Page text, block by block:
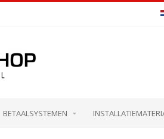
BETAALSYSTEMEN